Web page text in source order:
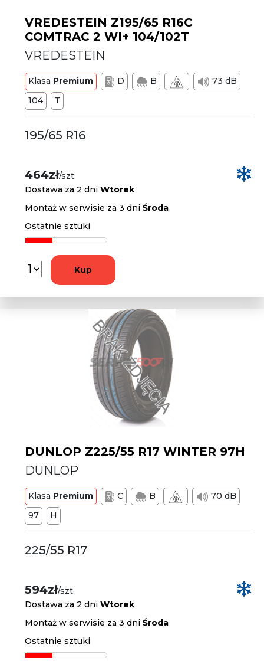
VREDESTEIN Z195/65 R16C
COMTRAC 2 WI+ 104/102T
VREDESTEIN
Klasa Premium D B
73 dB
104
T
195/65 R16
464zł/szt.
Dostawa za 2 dniWtorek
Montaż w serwisie za 3 dniŚroda
Ostatnie sztuki
Kup
DUNLOP Z225/55 R17 WINTER 97H
DUNLOP
Klasa Premium C B
70 dB
97
H
225/55 R17
594zł/szt.
Dostawa za 2 dniWtorek
Montaż w serwisie za 3 dniŚroda
Ostatnie sztuki